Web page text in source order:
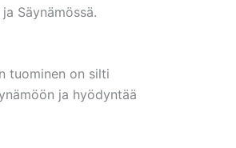
Säynämössä.
tuominen on silti
ja hyödyntää